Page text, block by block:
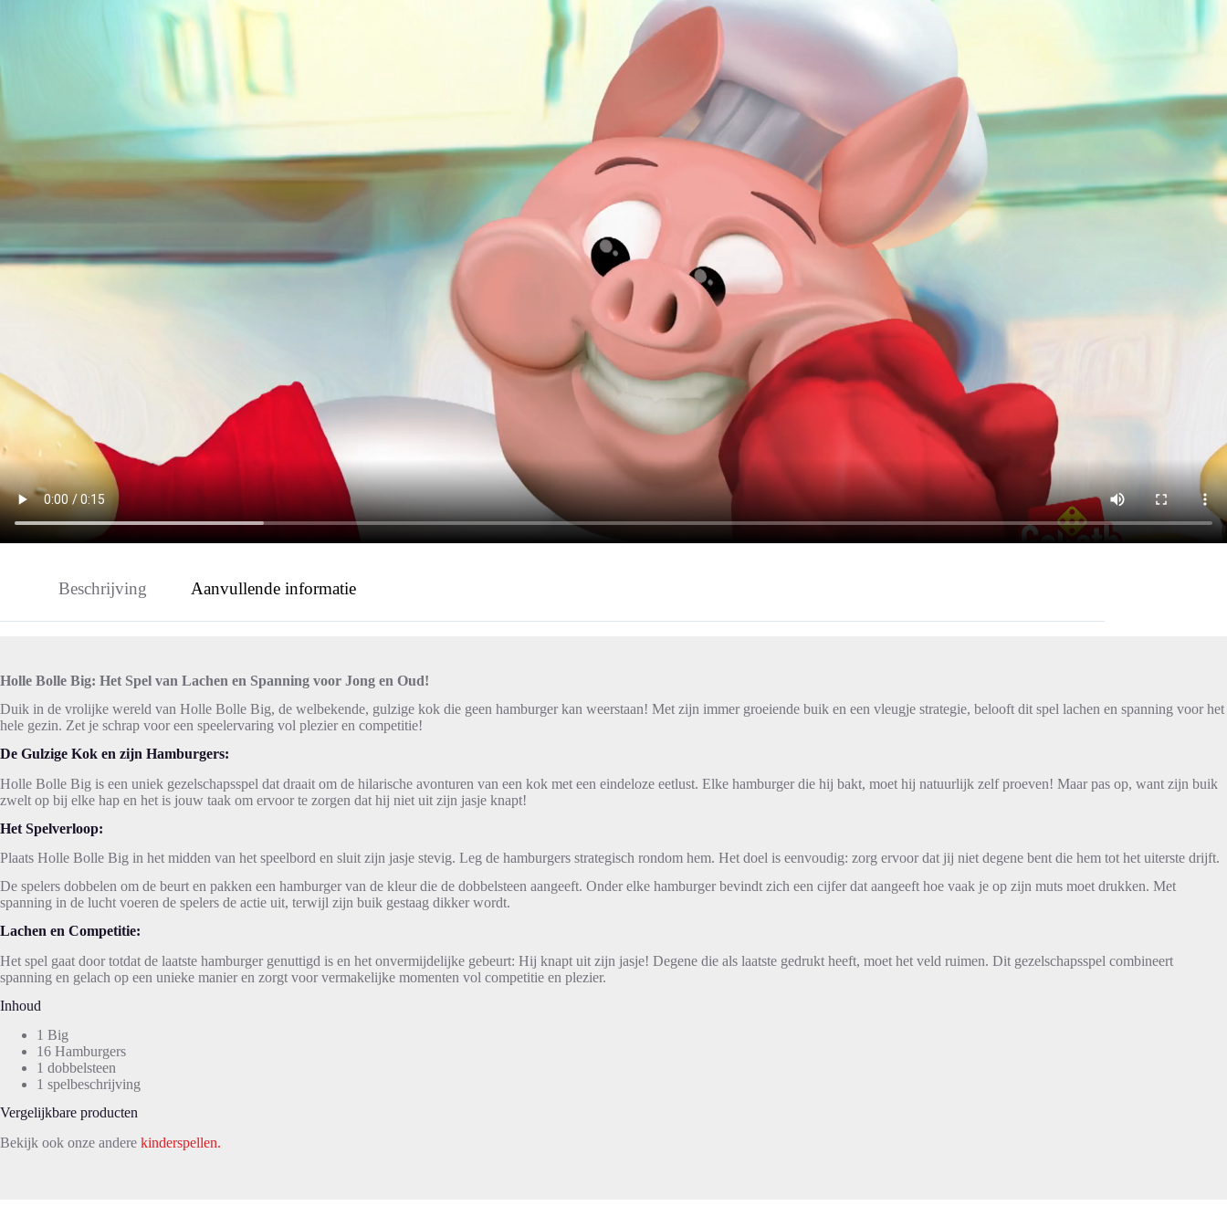
Beschrijving Aanvullende informatie
Holle Bolle Big: Het Spel van Lachen en Spanning voor Jong en Oud!
Duik in de vrolijke wereld van Holle Bolle Big, de welbekende, gulzige kok die geen hamburger kan weerstaan! Met zijn immer groeiende buik en een vleugje strategie, belooft dit spel lachen en spanning voor het
hele gezin. Zet je schrap voor een speelervaring vol plezier en competitie!
De Gulzige Kok en zijn Hamburgers:
Holle Bolle Big is een uniek gezelschapsspel dat draait om de hilarische avonturen van een kok met een eindeloze eetlust. Elke hamburger die hij bakt, moet hij natuurlijk zelf proeven! Maar pas op, want zijn buik
zwelt op bij elke hap en het is jouw taak om ervoor te zorgen dat hij niet uit zijn jasje knapt!
Het Spelverloop:
Plaats Holle Bolle Big in het midden van het speelbord en sluit zijn jasje stevig. Leg de hamburgers strategisch rondom hem. Het doel is eenvoudig: zorg ervoor dat jij niet degene bent die hem tot het uiterste drijft.
De spelers dobbelen om de beurt en pakken een hamburger van de kleur die de dobbelsteen aangeeft. Onder elke hamburger bevindt zich een cijfer dat aangeeft hoe vaak je op zijn muts moet drukken. Met
spanning in de lucht voeren de spelers de actie uit, terwijl zijn buik gestaag dikker wordt.
Lachen en Competitie:
Het spel gaat door totdat de laatste hamburger genuttigd is en het onvermijdelijke gebeurt: Hij knapt uit zijn jasje! Degene die als laatste gedrukt heeft, moet het veld ruimen. Dit gezelschapsspel combineert
spanning en gelach op een unieke manier en zorgt voor vermakelijke momenten vol competitie en plezier.
Inhoud
1 Big
16 Hamburgers
1 dobbelsteen
1 spelbeschrijving
Vergelijkbare producten
Bekijk ook onze andere kinderspellen.